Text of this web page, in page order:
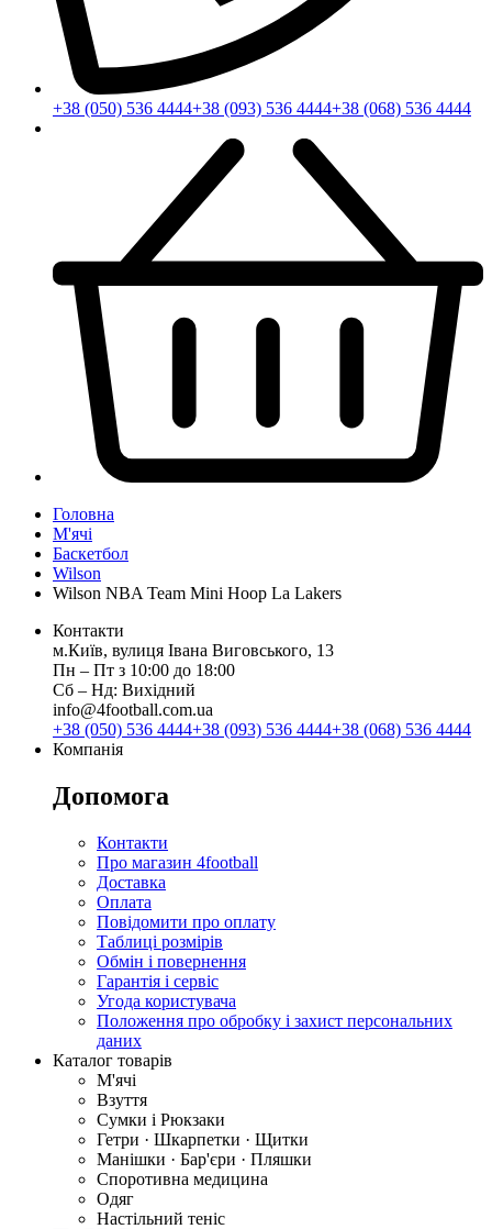
+38 (050) 536 4444+38 (093) 536 4444+38 (068) 536 4444
Головна
М'ячі
Баскетбол
Wilson
Wilson NBA Team Mini Hoop La Lakers
Контакти
м.Київ, вулиця Івана Виговського, 13
Пн ‒ Пт з 10:00 до 18:00
Сб ‒ Нд: Вихідний
info@4football.com.ua
+38 (050) 536 4444+38 (093) 536 4444+38 (068) 536 4444
Компанія
Допомога
Контакти
Про магазин 4football
Доставка
Оплата
Повідомити про оплату
Таблиці розмірів
Обмін і повернення
Гарантія і сервіс
Угода користувача
Положення про обробку і захист персональних
даних
Каталог товарів
М'ячі
Взуття
Сумки і Рюкзаки
Гетри · Шкарпетки · Щитки
Манішки · Бар'єри · Пляшки
Споротивна медицина
Одяг
Настільний теніс